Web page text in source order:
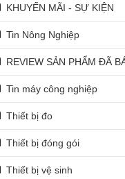
KHUYẾN MÃI - SỰ KIỆN
Tin Nông Nghiệp
REVIEW SẢN PHẨM ĐÃ
Tin máy công nghiệp
Thiết bị đo
Thiết bị đóng gói
Thiết bị vệ sinh